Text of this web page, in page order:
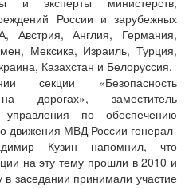
России и зарубежных
Австрия, Англия, Германия,
Мексика, Израиль, Турция,
Казахстан и Белоруссия.
«Безопасность
на дорогах», заместитель
управления по обеспечению
движения МВД России генерал-
Кузин напомнил, что
на эту тему прошли в 2010 и
в заседании принимали участие